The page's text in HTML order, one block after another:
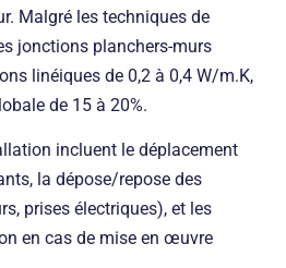
Malgré les techniques de
jonctions planchers-murs
linéiques de 0,2 à 0,4 W/m.K,
de 15 à 20%.
incluent le déplacement
la dépose/repose des
prises électriques), et les
en cas de mise en œuvre